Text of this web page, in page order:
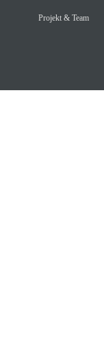
Projekt & Team